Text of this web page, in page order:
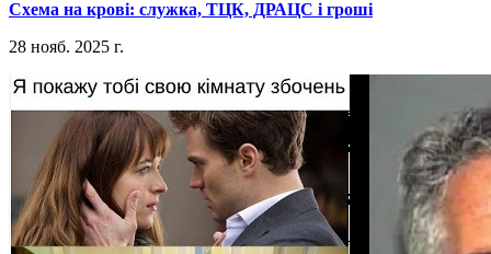
​Схема на крові: служка, ТЦК, ДРАЦС і гроші
28 нояб. 2025 г.